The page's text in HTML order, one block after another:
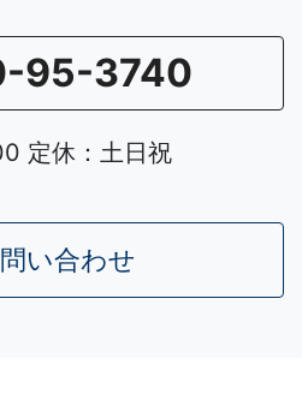
95-3740
定休：土日祝
い合わせ